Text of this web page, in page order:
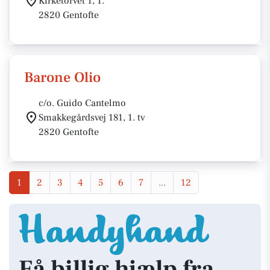
2820 Gentofte
Barone Olio
c/o. Guido Cantelmo
Smakkegårdsvej 181, 1. tv
2820 Gentofte
1 2 3 4 5 6 7 ... 12